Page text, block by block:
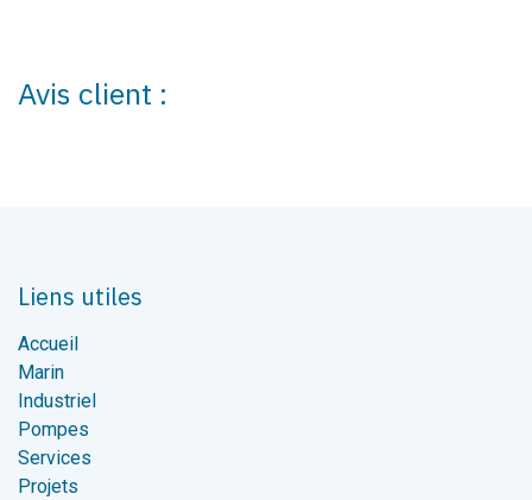
Avis client :
Liens utiles
Accueil
Marin
Industriel
Pompes
Services
Projets